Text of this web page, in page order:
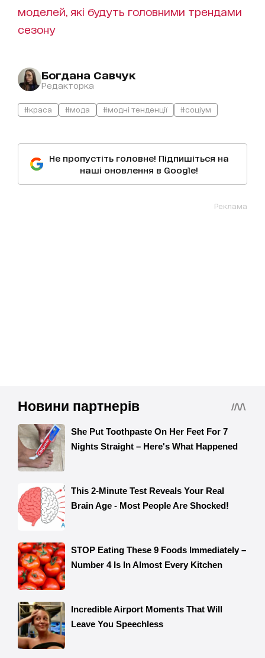
моделей, які будуть головними трендами
сезону
Богдана Савчук
Редакторка
#краса #мода #модні тенденції #соціум
Не пропустіть головне! Підпишіться на
наші оновлення в Google!
Реклама